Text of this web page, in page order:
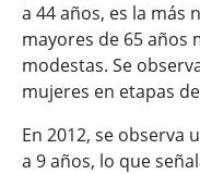
a 44 años, es la más
mayores de 65 años
modestas. Se
mujeres en etapas
En 2012, se observa
a 9 años, lo que